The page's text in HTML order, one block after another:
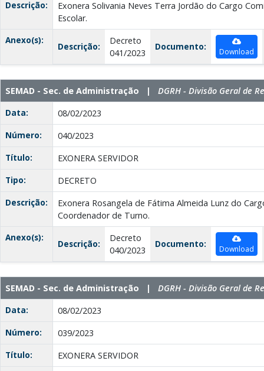
Descrição:
Exonera Solivania Neves Terra Jordão do Cargo
Escolar.
Anexo(s):
Descrição:
Decreto
041/2023
Documento: Download
SEMAD - Sec. de Administração | DGRH - Divisão Geral de
Data:
08/02/2023
Número:
040/2023
Título:
EXONERA SERVIDOR
Tipo:
DECRETO
Descrição:
Exonera Rosangela de Fátima Almeida Lunz do
Coordenador de Turno.
Anexo(s):
Descrição:
Decreto
040/2023
Documento: Download
SEMAD - Sec. de Administração | DGRH - Divisão Geral de
Data:
08/02/2023
Número:
039/2023
Título:
EXONERA SERVIDOR